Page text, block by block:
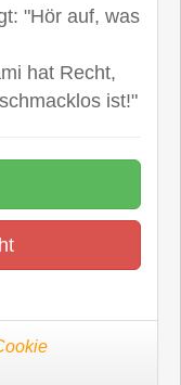
"Hör auf, was
hat Recht,
ist!"